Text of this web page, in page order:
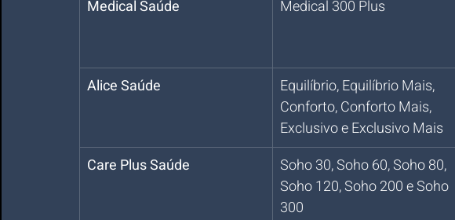
Medical Saúde Medical 300 Plus
Alice Saúde
Equilíbrio, Equilíbrio Mais,
Conforto, Conforto Mais,
Exclusivo e Exclusivo Mais
Care Plus Saúde
Soho 30, Soho 60, Soho 80,
Soho 120, Soho 200 e Soho
300